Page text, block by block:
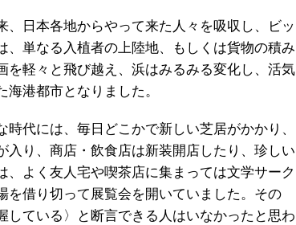
日本各地からやって来た人々を吸収し、ビッ
単なる入植者の上陸地、もしくは貨物の積み
軽々と飛び越え、浜はみるみる変化し、活気
港都市となりました。
代には、毎日どこかで新しい芝居がかかり、
り、商店・飲食店は新装開店したり、珍しい
よく友人宅や喫茶店に集まっては文学サーク
借り切って展覧会を開いていました。その
ている〉と断言できる人はいなかったと思わ